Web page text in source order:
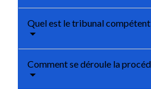
Quel est le tribunal compétent
Comment se déroule la